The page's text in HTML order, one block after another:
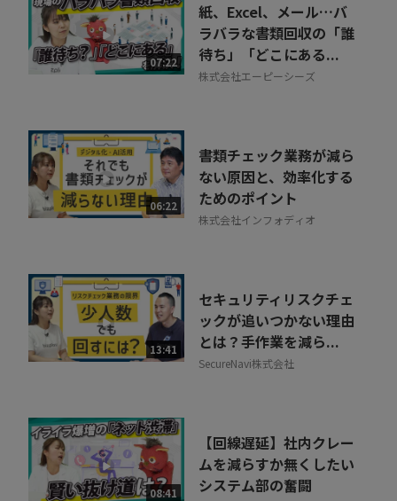
07:22
紙、Excel、メール…バ
ラバラな書類回収の「誰
待ち」「どこにある...
株式会社エーピーシーズ
06:22
書類チェック業務が減ら
ない原因と、効率化する
ためのポイント
株式会社インフォディオ
13:41
セキュリティリスクチェ
ックが追いつかない理由
とは？手作業を減ら...
SecureNavi株式会社
08:41
【回線遅延】社内クレー
ムを減らすか無くしたい
システム部の奮闘